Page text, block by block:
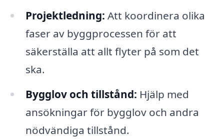
Projektledning: Att koordinera olika
faser av byggprocessen för att
säkerställa att allt flyter på som det
ska.
Bygglov och tillstånd: Hjälp med
ansökningar för bygglov och andra
nödvändiga tillstånd.